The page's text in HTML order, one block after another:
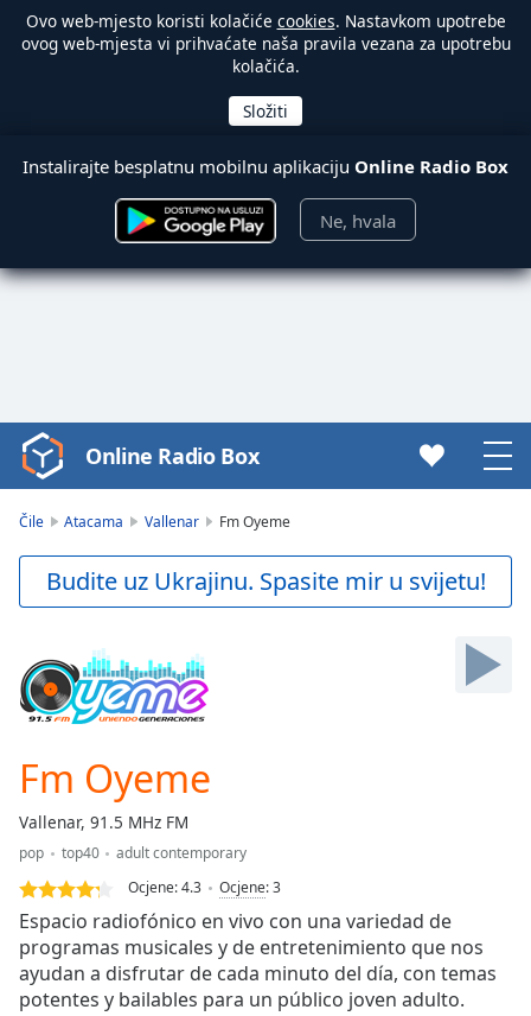
Ovo web-mjesto koristi kolačiće cookies. Nastavkom upotrebe
ovog web-mjesta vi prihvaćate naša pravila vezana za upotrebu
kolačića.
Instalirajte besplatnu mobilnu aplikaciju Online Radio Box
Ne, hvala
Video
Player
Backward
Skip
Forward
Current
Time 0:00
Duration
Loaded:
0.00%
Stream
TypeLIVE
Seek to
live,
currently
Online Radio Box
Čile Atacama Vallenar Fm Oyeme
Budite uz Ukrajinu. Spasite mir u svijetu!
Fm Oyeme
Vallenar, 91.5 MHz FM
pop top40
adult contemporary
Ocjene:4.3 Ocjene:3
Espacio radiofónico en vivo con una variedad de
programas musicales y de entretenimiento que nos
ayudan a disfrutar de cada minuto del día, con temas
potentes y bailables para un público joven adulto.